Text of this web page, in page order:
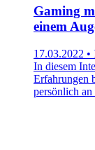
Gaming
einem
17.03.2022
In diesem
Erfahrungen
persönlich